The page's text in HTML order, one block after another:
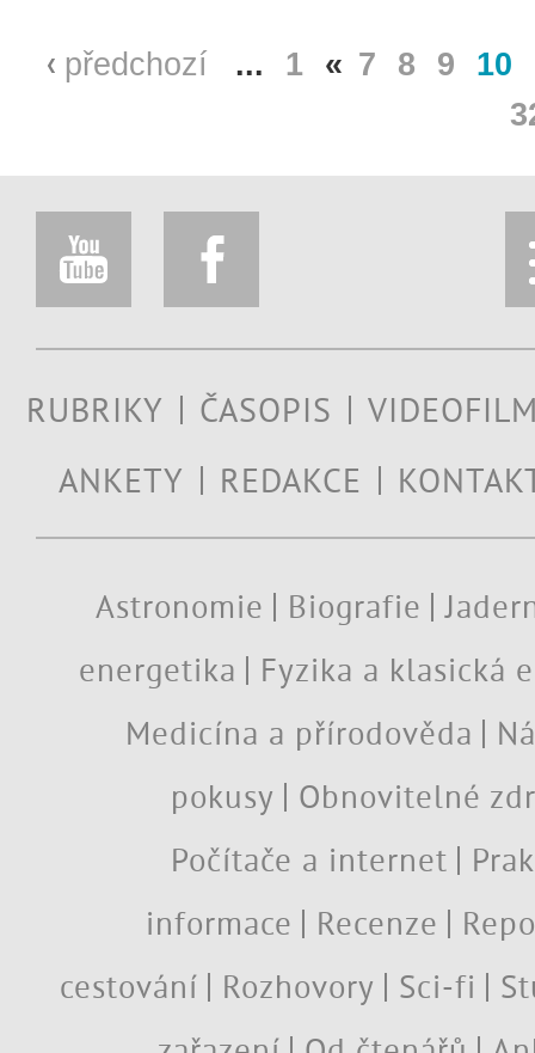
předchozí ... 1 « 7 8 9 10
RUBRIKY ČASOPIS
ANKETY
REDAKCE
Astronomie Biografie
energetika
Fyzika a klasická
Medicína a přírodověda
pokusy
Obnovitelné
Počítače a internet
informace
Recenze
cestování
Rozhovory Sci-fi